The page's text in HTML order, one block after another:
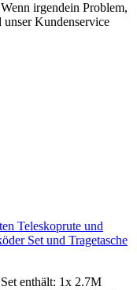
irgendein Problem,
unser Kundenservice
Teleskoprute und
Set und Tragetasche
enthält: 1x 2.7M